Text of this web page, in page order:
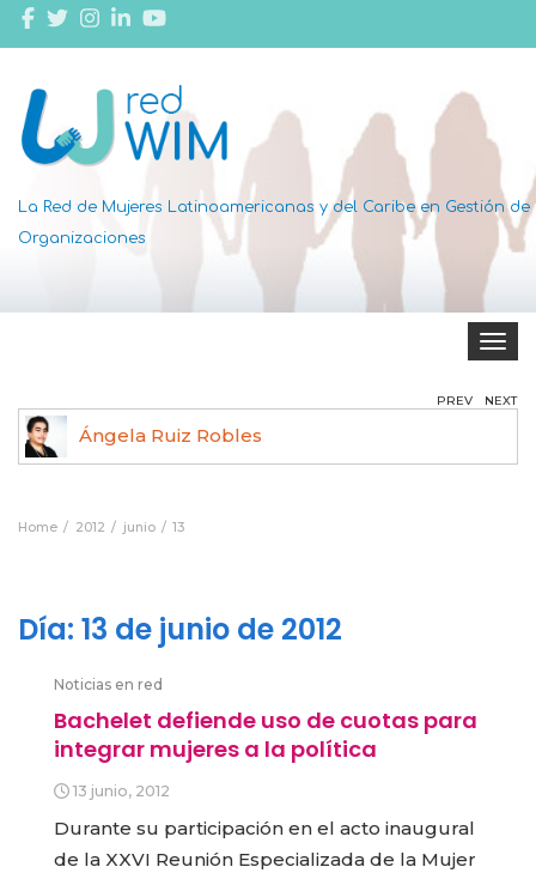
La Red de Mujeres Latinoamericanas y del Caribe en Gestión de
Organizaciones
Toggle
Ángela Ruiz Robles
PREV NEXT
Home 2012 junio 13
Día: 13 de junio de 2012
Noticias en red
Bachelet defiende uso de cuotas para
integrar mujeres a la política
13 junio, 2012
Durante su participación en el acto inaugural
de la XXVI Reunión Especializada de la Mujer